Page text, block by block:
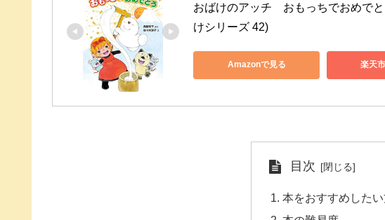
おばけのアッチ　おもっちでおめで
けシリーズ 42)
Amazonで見る 楽天
目次
本をおすすめした